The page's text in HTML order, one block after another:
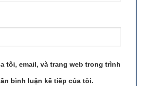
tôi, email, và trang web trong trình
bình luận kế tiếp của tôi.